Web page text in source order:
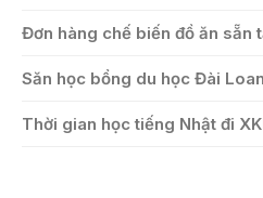
Đơn hàng chế biến đồ ăn sẵn
Săn học bổng du học Đài
Thời gian học tiếng Nhật đi